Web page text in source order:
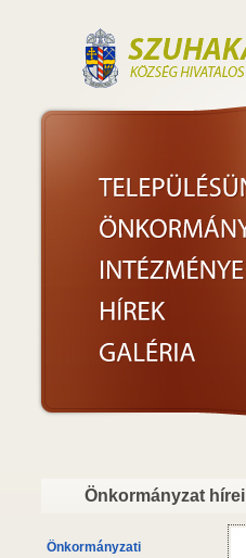
Önkormányzat hírei
Önkormányzati